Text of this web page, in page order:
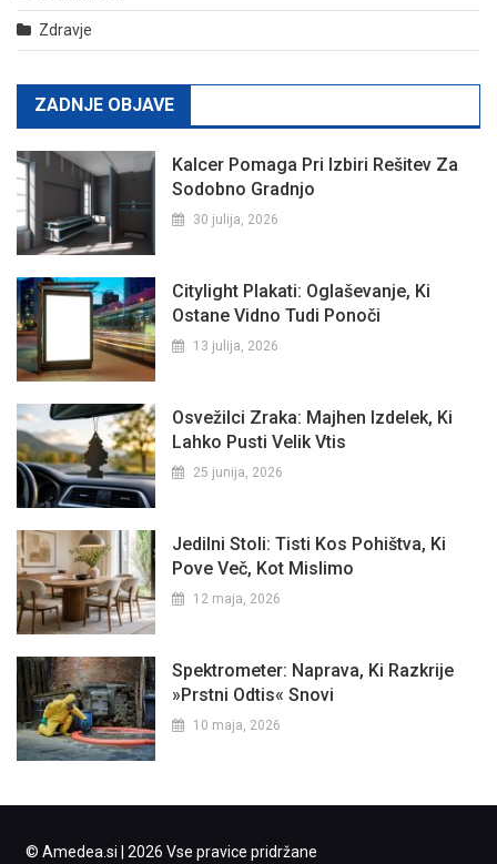
Zdravje
ZADNJE OBJAVE
Kalcer Pomaga Pri Izbiri Rešitev Za
Sodobno Gradnjo
30 julija, 2026
Citylight Plakati: Oglaševanje, Ki
Ostane Vidno Tudi Ponoči
13 julija, 2026
Osvežilci Zraka: Majhen Izdelek, Ki
Lahko Pusti Velik Vtis
25 junija, 2026
Jedilni Stoli: Tisti Kos Pohištva, Ki
Pove Več, Kot Mislimo
12 maja, 2026
Spektrometer: Naprava, Ki Razkrije
»prstni Odtis« Snovi
10 maja, 2026
© Amedea.si | 2026 Vse pravice pridržane